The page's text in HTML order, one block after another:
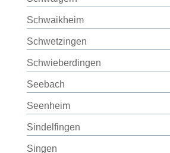
Schwaikheim
Schwetzingen
Schwieberdingen
Seebach
Seenheim
Sindelfingen
Singen